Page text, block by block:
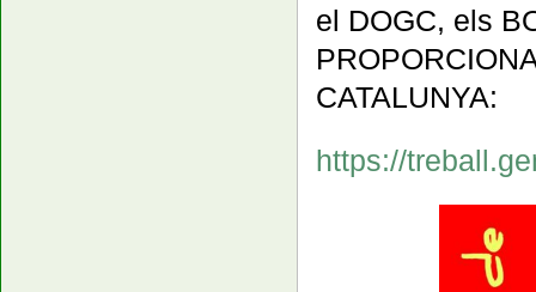
el DOGC, els
CATALUNYA:
https://